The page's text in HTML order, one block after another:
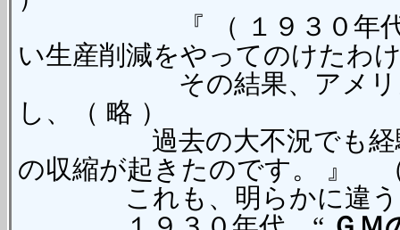
『 （ １９３０年代 ）
い生産削減をやってのけたわ
その結果、アメリカ中
し、（ 略 ）
過去の大不況でも経験し
の収縮が起きたのです。 』
これも、明らかに違う